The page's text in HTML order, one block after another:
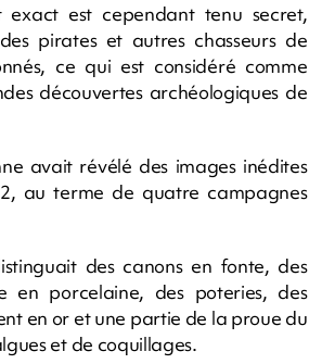
exact est cependant tenu secret,
pirates et autres chasseurs de
ce qui est considéré comme
découvertes archéologiques de
avait révélé des images inédites
au terme de quatre campagnes
des canons en fonte, des
en porcelaine, des poteries, des
en or et une partie de la proue du
et de coquillages.